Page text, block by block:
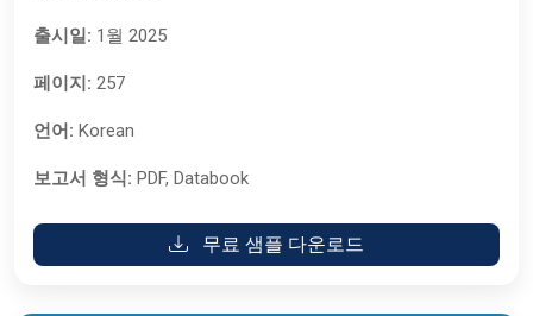
출시일: 1월 2025
페이지: 257
언어: Korean
보고서 형식: PDF, Databook
무료 샘플 다운로드